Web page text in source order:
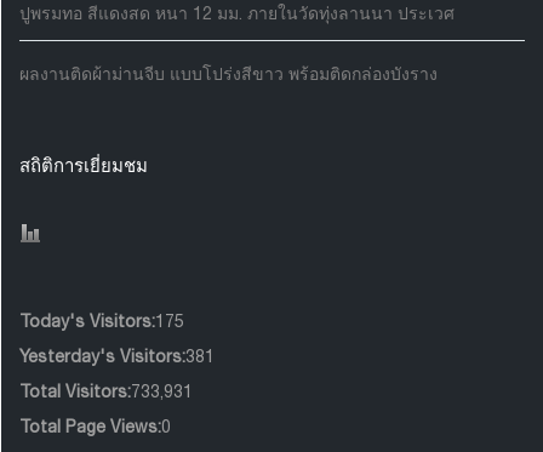
ปูพรมทอ สีแดงสด หนา 12 มม. ภายในวัดทุ่งลานนา ประเวศ
ผลงานติดผ้าม่านจีบ แบบโปร่งสีขาว พร้อมติดกล่องบังราง
สถิติการเยี่ยมชม
Today's Visitors:175
Yesterday's Visitors:381
Total Visitors:733,931
Total Page Views:0